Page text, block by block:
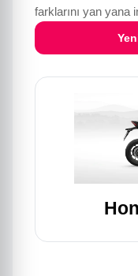
farklarını yan yana